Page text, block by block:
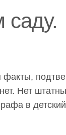
саду.
факты,
Нет
в